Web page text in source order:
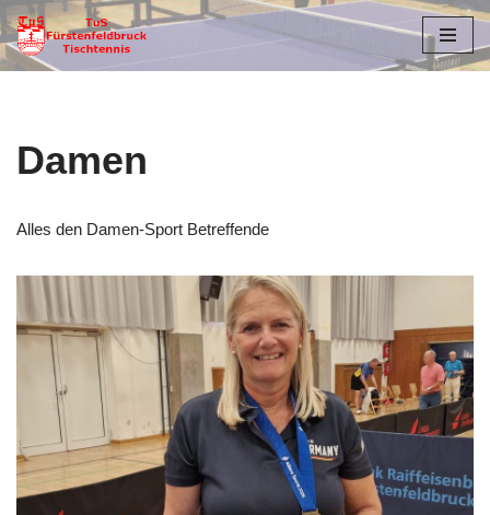
Zum
Damen
Alles den Damen-Sport Betreffende